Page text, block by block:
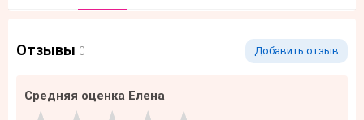
Отзывы 0 Добавить отзыв
Средняя оценка Елена